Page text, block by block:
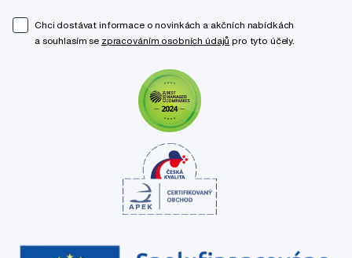
Chci dostávat informace o novinkách a akčních nabídkách
a souhlasím se zpracováním osobních údajů pro tyto účely.